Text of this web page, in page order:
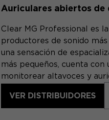
completa
Auriculares abiertos de
Clear MG Professional es
productores de sonido
una sensación de
más pequeños, cuenta
monitorear altavoces y
VER DISTRIBUIDORES